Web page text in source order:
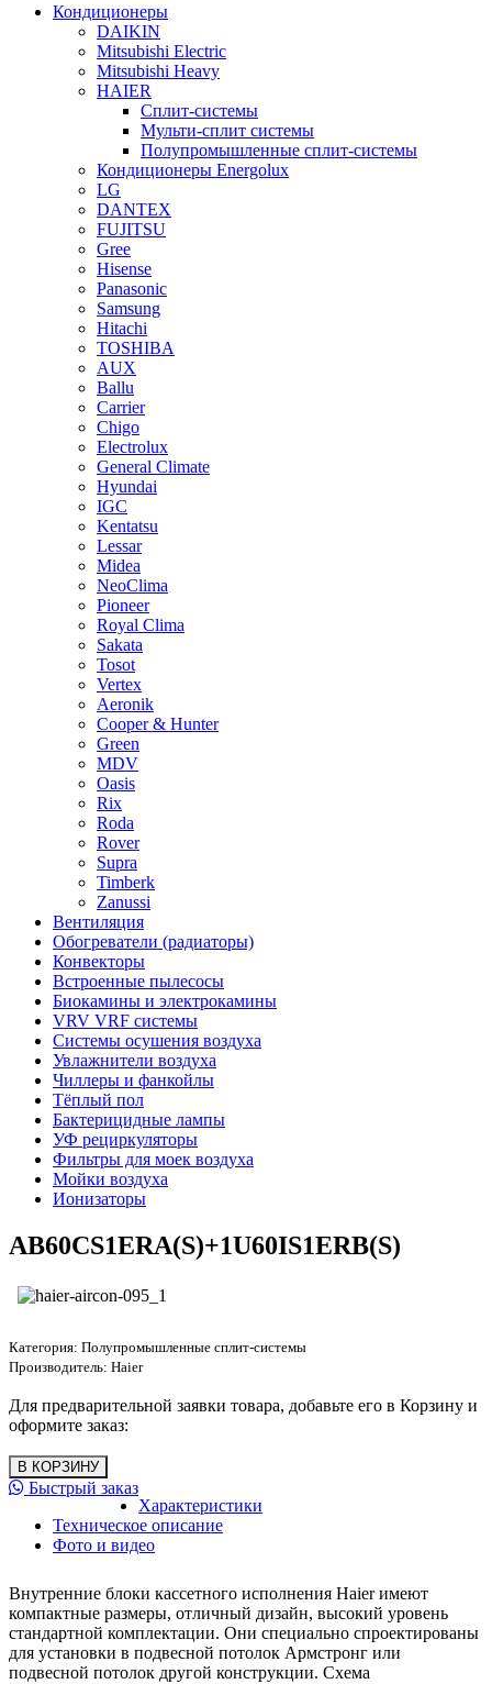
Кондиционеры
DAIKIN
Mitsubishi Electric
Mitsubishi Heavy
HAIER
Сплит-системы
Мульти-сплит системы
Полупромышленные сплит-системы
Кондиционеры Energolux
LG
DANTEX
FUJITSU
Gree
Hisense
Panasonic
Samsung
Hitachi
TOSHIBA
AUX
Ballu
Carrier
Chigo
Electrolux
General Climate
Hyundai
IGC
Kentatsu
Lessar
Midea
NeoClima
Pioneer
Royal Clima
Sakata
Tosot
Vertex
Aeronik
Cooper & Hunter
Green
MDV
Oasis
Rix
Roda
Rover
Supra
Timberk
Zanussi
Вентиляция
Обогреватели (радиаторы)
Конвекторы
Встроенные пылесосы
Биокамины и электрокамины
VRV VRF системы
Системы осушения воздуха
Увлажнители воздуха
Чиллеры и фанкойлы
Тёплый пол
Бактерицидные лампы
УФ рециркуляторы
Фильтры для моек воздуха
Мойки воздуха
Ионизаторы
AB60CS1ERA(S)+1U60IS1ERB(S)
Категория: Полупромышленные сплит-системы
Производитель: Haier
Для предварительной заявки товара, добавьте его в Корзину и
оформите заказ:
Быстрый заказ
Характеристики
Техническое описание
Фото и видео
Внутренние блоки кассетного исполнения Haier имеют
компактные размеры, отличный дизайн, высокий уровень
стандартной комплектации. Они специально спроектированы
для установки в подвесной потолок Армстронг или
подвесной потолок другой конструкции. Схема